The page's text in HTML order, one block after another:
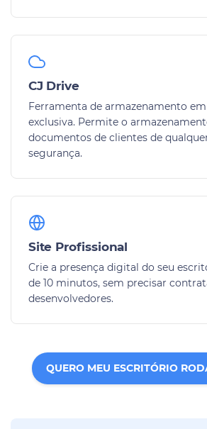
CJ Drive
Ferramenta de armazenamento
exclusiva. Permite o
documentos de clientes de
segurança.
Site Profissional
Crie a presença digital do seu
de 10 minutos, sem precisar
desenvolvedores.
QUERO MEU ESCRITÓRIO